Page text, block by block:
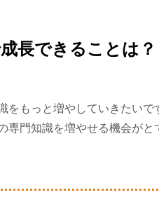
長できることは？
をもっと増やしていきたい
専門知識を増やせる機会が